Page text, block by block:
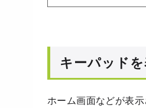
キーパッド
ホーム画面などが表